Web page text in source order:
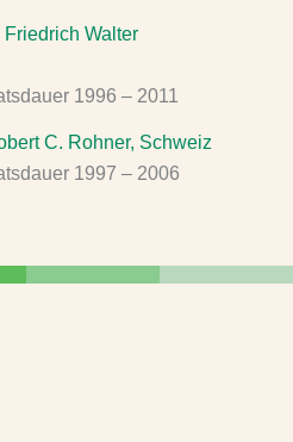
Walter
1996 – 2011
C. Rohner, Schweiz
1997 – 2006